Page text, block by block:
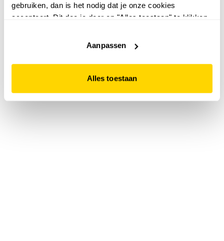
gebruiken, dan is het nodig dat je onze cookies
accepteert. Dit doe je door op "Alles toestaan" te klikken.
website niet optimaal functioneert.
Aanpassen
Alles toestaan